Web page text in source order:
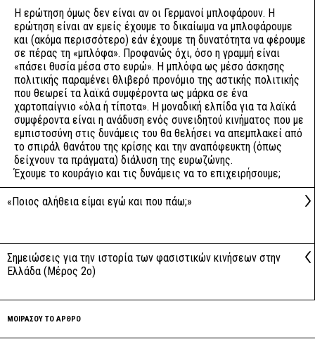
Η ερώτηση όμως δεν είναι αν οι Γερμανοί μπλοφάρουν. Η
ερώτηση είναι αν εμείς έχουμε το δικαίωμα να μπλοφάρουμε
και (ακόμα περισσότερο) εάν έχουμε τη δυνατότητα να φέρουμε
σε πέρας τη «μπλόφα». Προφανώς όχι, όσο η γραμμή είναι
«πάσει θυσία μέσα στο ευρώ». Η μπλόφα ως μέσο άσκησης
πολιτικής παραμένει θλιβερό προνόμιο της αστικής πολιτικής
που θεωρεί τα λαϊκά συμφέροντα ως μάρκα σε ένα
χαρτοπαίγνιο «όλα ή τίποτα». Η μοναδική ελπίδα για τα λαϊκά
συμφέροντα είναι η ανάδυση ενός συνειδητού κινήματος που με
εμπιστοσύνη στις δυνάμεις του θα θελήσει να απεμπλακεί από
το σπιράλ θανάτου της κρίσης και την αναπόφευκτη (όπως
δείχνουν τα πράγματα) διάλυση της ευρωζώνης.
Έχουμε το κουράγιο και τις δυνάμεις να το επιχειρήσουμε;
«Ποιος αλήθεια είμαι εγώ και που πάω;»
Σημειώσεις για την ιστορία των φασιστικών κινήσεων στην
Ελλάδα (Μέρος 2ο)
ΜΟΙΡΑΣΟΥ ΤΟ ΑΡΘΡΟ